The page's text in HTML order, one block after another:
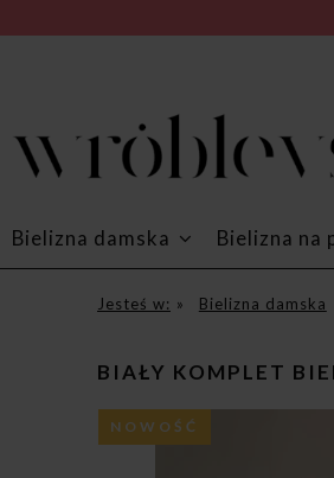
Bielizna damska Bielizna na
Jesteś w: » Bielizna damska
BIAŁY KOMPLET
NOWOŚĆ